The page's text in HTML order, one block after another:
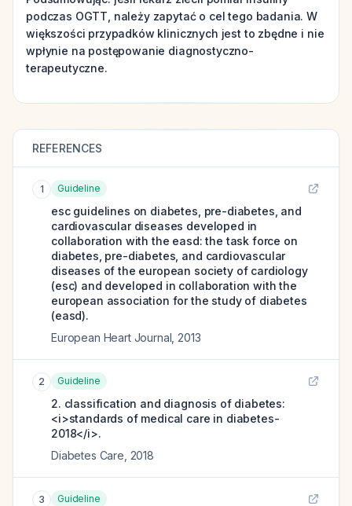
podczas OGTT, należy zapytać o cel tego badania. W
większości przypadków klinicznych jest to zbędne i nie
wpłynie na postępowanie diagnostyczno-
terapeutyczne.
REFERENCES
1 Guideline
esc guidelines on diabetes, pre-diabetes, and
cardiovascular diseases developed in
collaboration with the easd: the task force on
diabetes, pre-diabetes, and cardiovascular
diseases of the european society of cardiology
(esc) and developed in collaboration with the
european association for the study of diabetes
(easd).
European Heart Journal 2013
2 Guideline
2. classification and diagnosis of diabetes:
<i>standards of medical care in diabetes-
2018</i>.
Diabetes Care 2018
3 Guideline